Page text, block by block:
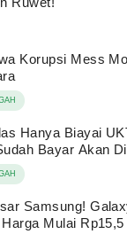
Korupsi Mess
Hanya Biayai
Bayar Akan
Samsung!
Mulai Rp15,5